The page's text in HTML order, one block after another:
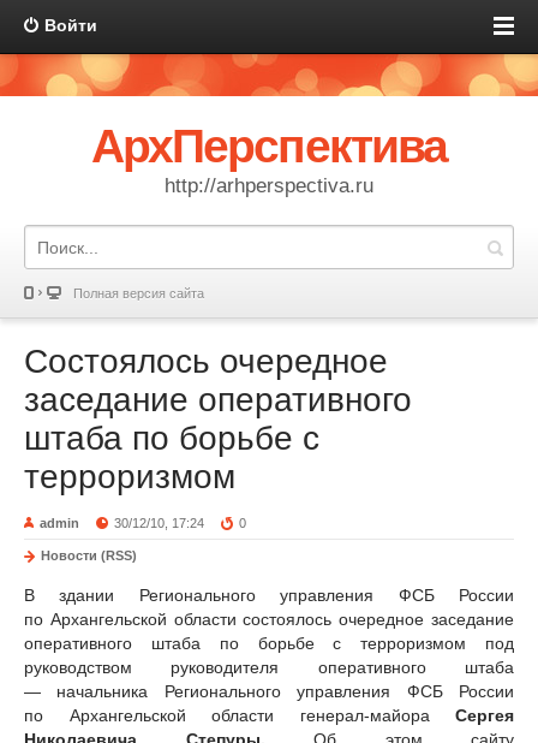
Войти
АрхПерспектива
http://arhperspectiva.ru
Полная версия сайта
Состоялось очередное
заседание оперативного
штаба по борьбе с
терроризмом
admin 30/12/10, 17:24 0
Новости (RSS)
В здании Регионального управления ФСБ России
по Архангельской области состоялось очередное заседание
оперативного штаба по борьбе с терроризмом под
руководством руководителя оперативного штаба
— начальника Регионального управления ФСБ России
по Архангельской области генерал-майора Сергея